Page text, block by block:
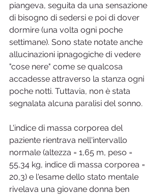
piangeva, seguita da una sensazione
di bisogno di sedersi e poi di dover
dormire (una volta ogni poche
settimane). Sono state notate anche
allucinazioni ipnagogiche di vedere
"cose ​​nere" come se qualcosa
accadesse attraverso la stanza ogni
poche notti. Tuttavia, non è stata
segnalata alcuna paralisi del sonno.
L'indice di massa corporea del
paziente rientrava nell'intervallo
normale (altezza = 1,65 m, peso =
55,34 kg, indice di massa corporea =
20,3) e l'esame dello stato mentale
rivelava una giovane donna ben